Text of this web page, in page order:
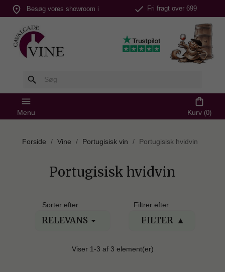
place Besøg vores showroom i
Silkeborg
check Fri fragt over 699
search
menu
Menu
shopping_bag
Kurv (0)
Forside Vine Portugisisk vin Portugisisk hvidvin
Portugisisk hvidvin
Sorter efter:
RELEVANS 
Filtrer efter:
FILTER
Viser 1-3 af 3 element(er)